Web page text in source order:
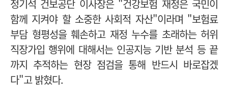
정기석 건보공단 이사장은 "건강보험 재정은 국민이
함께 지켜야 할 소중한 사회적 자산"이라며 "보험료
부담 형평성을 훼손하고 재정 누수를 초래하는 허위
직장가입 행위에 대해서는 인공지능 기반 분석 등 끝
까지 추적하는 현장 점검을 통해 반드시 바로잡겠
다"고 밝혔다.